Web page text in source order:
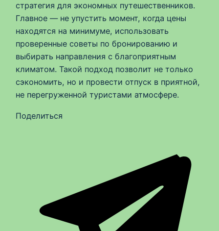
стратегия для экономных путешественников.
Главное — не упустить момент, когда цены
находятся на минимуме, использовать
проверенные советы по бронированию и
выбирать направления с благоприятным
климатом. Такой подход позволит не только
сэкономить, но и провести отпуск в приятной,
не перегруженной туристами атмосфере.
Поделиться